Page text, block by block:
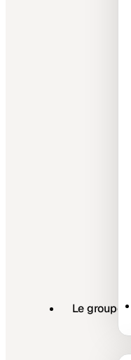
Le groupe